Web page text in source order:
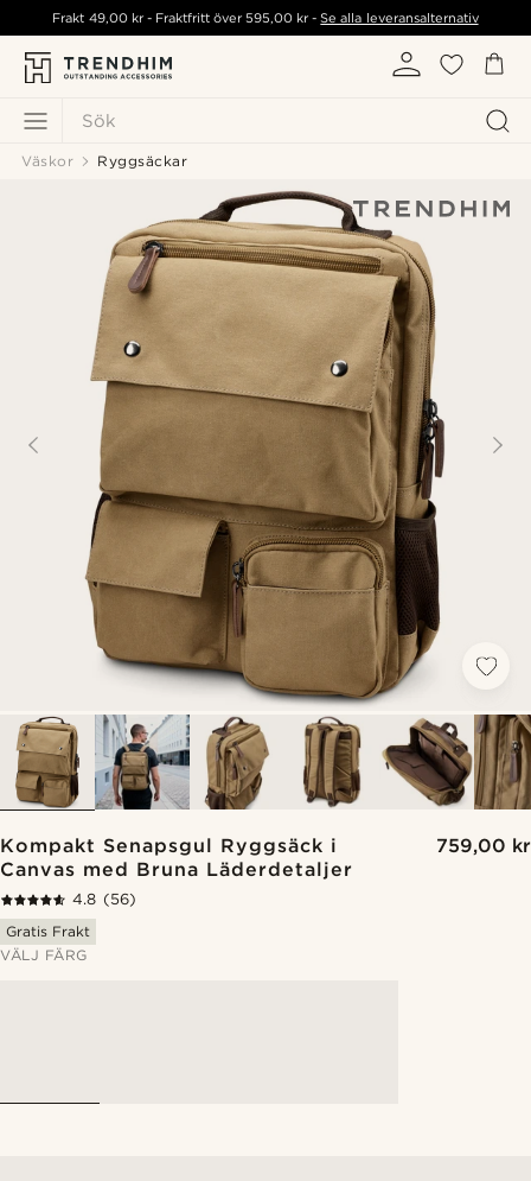
Sök
Frakt 49,00 kr- Fraktfritt över595,00 kr -Se alla leveransalternativ
Väskor Ryggsäckar
Kompakt Senapsgul Ryggsäck i
Canvas med Bruna Läderdetaljer
759,00 kr
4.8 (56)
Gratis Frakt
VÄLJ FÄRG